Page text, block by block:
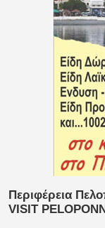
Περιφέρεια
VISIT